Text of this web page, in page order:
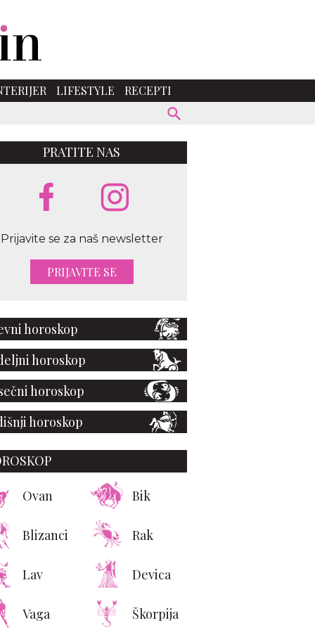
LIFESTYLE
RECEPTI
PRATITE NAS
Prijavite se za naš newsletter
PRIJAVITE SE
horoskop
horoskop
horoskop
horoskop
Ovan Bik
Blizanci Rak
Lav Devica
Vaga Škorpija